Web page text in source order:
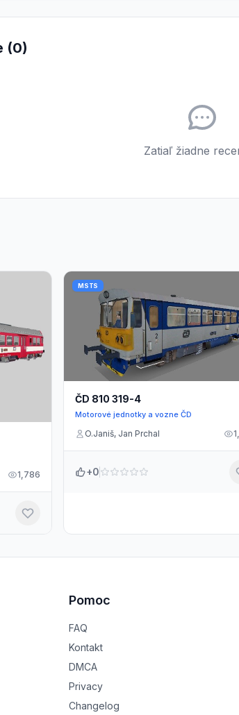
(0)
Zatiaľ žiadne
1,786
MSTS
ČD 810 319-4
Motorové jednotky a vozne ČD
O.Janiš, Jan Prchal
+0
Pomoc
FAQ
Kontakt
DMCA
Privacy
Changelog